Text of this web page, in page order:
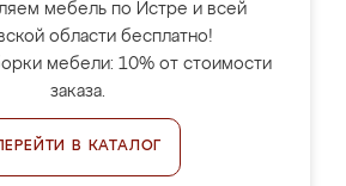
мебель по Истре и всей
области бесплатно!
мебели: 10% от стоимости
заказа.
В КАТАЛОГ